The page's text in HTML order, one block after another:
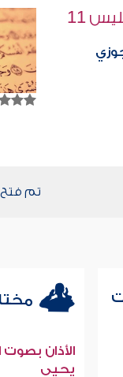
تموت الجزء
تم فتح خدمة
الأذان بصوت
يحيى